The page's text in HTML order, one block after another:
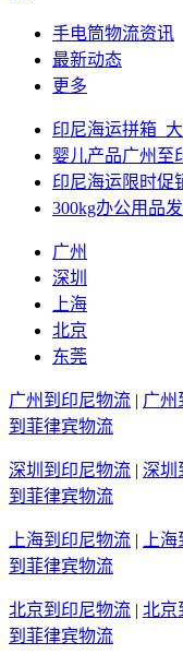
手电筒物流资讯
最新动态
更多
印尼海运拼箱_
婴儿产品广州至
印尼海运限时促
300kg办公用品
广州
深圳
上海
北京
东莞
广州到印尼物流 | 广州
到菲律宾物流
深圳到印尼物流 | 深圳
到菲律宾物流
上海到印尼物流 | 上
到菲律宾物流
北京到印尼物流 | 北京
到菲律宾物流